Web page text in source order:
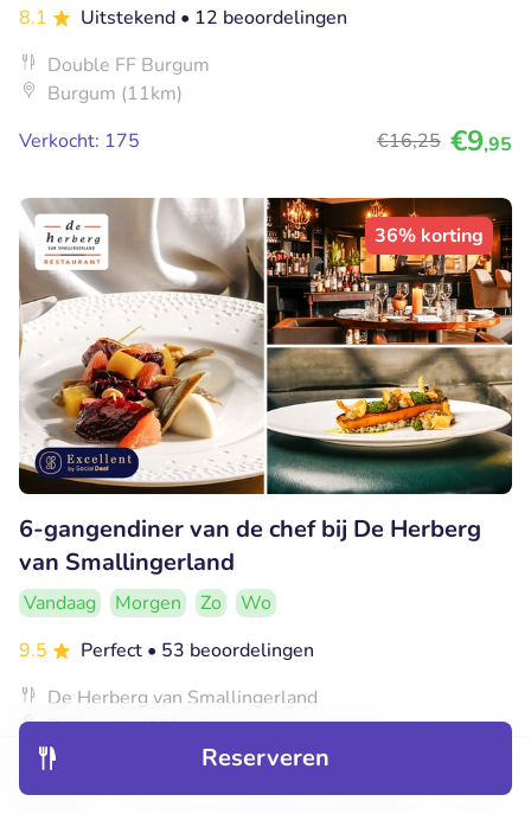
Reserveren
8.1
Uitstekend • 12 beoordelingen
Double FF Burgum
Burgum (11km)
Verkocht: 175
€16,25 €9,95
36% korting
6-gangendiner van de chef bij De Herberg
van Smallingerland
Vandaag Morgen Zo
Wo
9.5
Perfect • 53 beoordelingen
De Herberg van Smallingerland
Rottevalle (11km)
Verkocht: 209